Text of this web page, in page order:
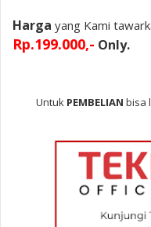
Harga yang Kami
Rp.199.000,- Only.
Untuk PEMBELIAN bisa